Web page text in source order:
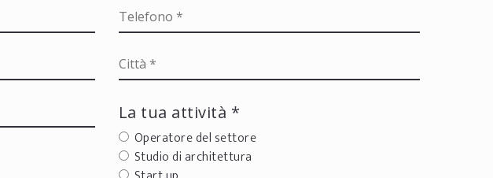
La tua attività *
Operatore del settore
Studio di architettura